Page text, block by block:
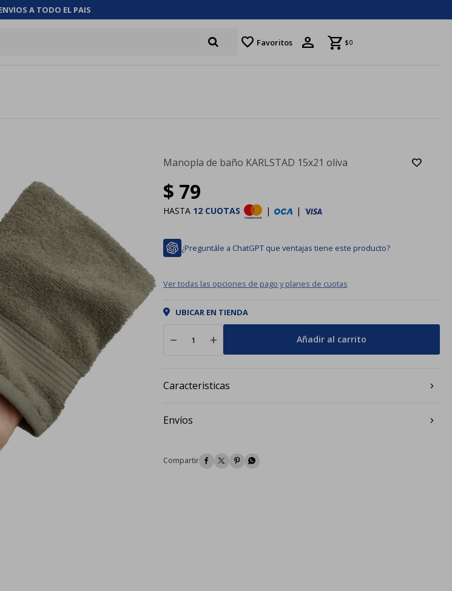
A TODO EL PAIS
favorite Favoritos $0
Manopla de baño KARLSTAD 15x21 oliva
$ 79
HASTA 12 CUOTAS | |
¿Preguntále a ChatGPT que ventajas tiene este producto?
Ver todas las opciones de pago y planes de cuotas
UBICAR EN TIENDA
remove add Añadir al carrito
Caracteristicas
Envíos
   